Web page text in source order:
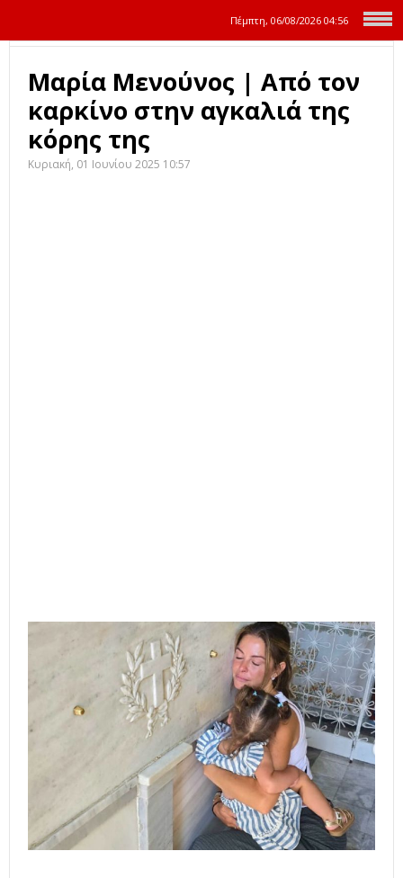
Πέμπτη, 06/08/2026 04:56
Μαρία Μενούνος | Από τον
καρκίνο στην αγκαλιά της
κόρης της
Κυριακή, 01 Ιουνίου 2025 10:57